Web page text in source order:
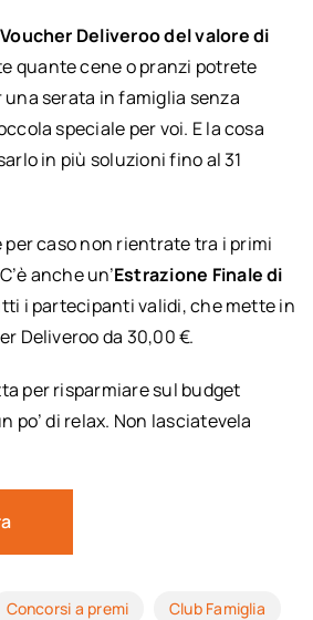
Voucher Deliveroo del valore di
quante cene o pranzi potrete
serata in famiglia senza
speciale per voi. E la cosa
in più soluzioni fino al 31
per caso non rientrate tra i primi
anche un’Estrazione Finale di
i partecipanti validi, che mette in
Deliveroo da 30,00 €.
per risparmiare sul budget
po’ di relax. Non lasciatevela
Concorsi a premi Club Famiglia